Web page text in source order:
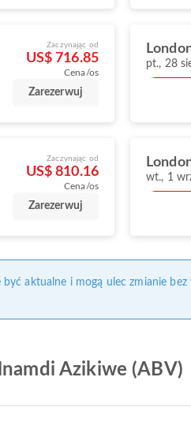
Zaczynając od
US$ 716.85
Cena/os
Zarezerwuj
pt., 28
Zaczynając od
US$ 810.16
Cena/os
Zarezerwuj
wt., 1
aktualne i mogą ulec zmianie
Azikiwe (ABV)